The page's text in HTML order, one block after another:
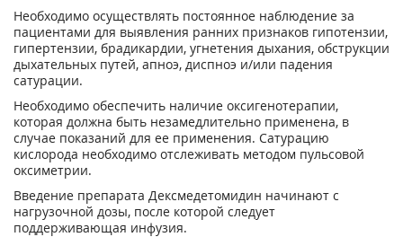
Необходимо осуществлять постоянное наблюдение за
пациентами для выявления ранних признаков гипотензии,
гипертензии, брадикардии, угнетения дыхания, обструкции
дыхательных путей, апноэ, диспноэ и/или падения
сатурации.
Необходимо обеспечить наличие оксигенотерапии,
которая должна быть незамедлительно применена, в
случае показаний для ее применения. Сатурацию
кислорода необходимо отслеживать методом пульсовой
оксиметрии.
Введение препарата Дексмедетомидин начинают с
нагрузочной дозы, после которой следует
поддерживающая инфузия.